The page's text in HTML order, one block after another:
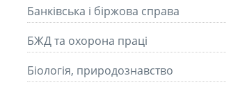
Банківська і біржова справа
БЖД та охорона праці
Біологія, природознавство